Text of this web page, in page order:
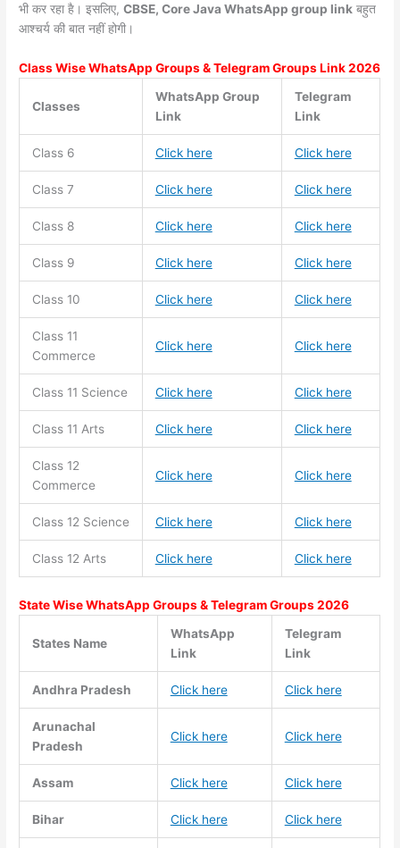
भी कर रहा है। इसलिए,CBSE, Core Java WhatsApp group link बहुत
आश्चर्य की बात नहीं होगी।
Class Wise WhatsApp Groups & Telegram Groups Link 2026
Classes
WhatsApp Group
Link
Telegram
Link
Class 6 Click here Click here
Class 7 Click here Click here
Class 8 Click here Click here
Class 9 Click here Click here
Class 10 Click here Click here
Class 11
Commerce
Click here Click here
Class 11 Science Click here Click here
Class 11 Arts Click here Click here
Class 12
Commerce
Click here Click here
Class 12 Science Click here Click here
Class 12 Arts Click here Click here
State Wise WhatsApp Groups & Telegram Groups 2026
States Name
WhatsApp
Link
Telegram
Link
Andhra Pradesh Click here Click here
Arunachal
Pradesh
Click here Click here
Assam Click here Click here
Bihar Click here Click here